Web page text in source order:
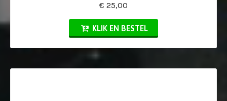
€ 25,00
KLIK EN BESTEL